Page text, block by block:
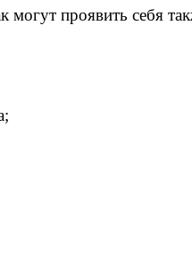
могут проявить себя
;